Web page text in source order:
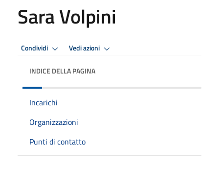
Sara Volpini
Condividi Vedi azioni
INDICE DELLA PAGINA
Incarichi
Organizzazioni
Punti di contatto